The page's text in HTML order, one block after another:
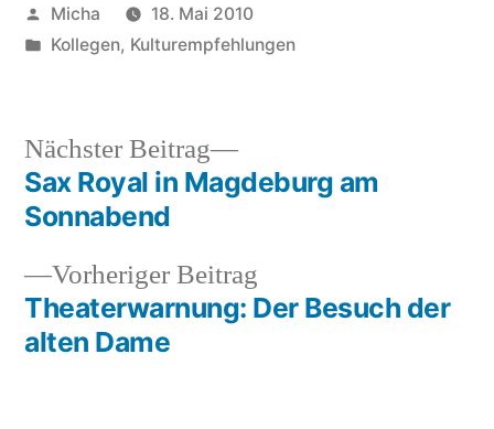
Veröffentlicht
von
Micha
18. Mai 2010
Veröffentlicht
Kollegen, Kulturempfehlungen
Beitragsnavigation
Vorheriger Beitrag
Beitrag:
Theaterwarnung: Der Besuch der
alten Dame
Nächster Beitrag
Nächster
Beitrag:
Sax Royal in Magdeburg am
Sonnabend